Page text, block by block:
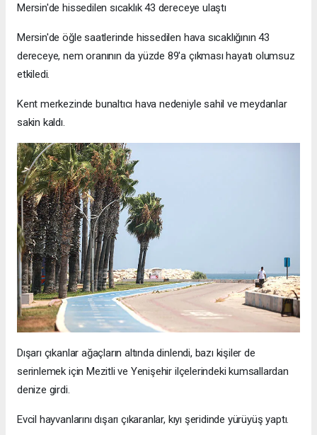
Mersin'de hissedilen sıcaklık 43 dereceye ulaştı
Mersin'de öğle saatlerinde hissedilen hava sıcaklığının 43
dereceye, nem oranının da yüzde 89'a çıkması hayatı olumsuz
etkiledi.
Kent merkezinde bunaltıcı hava nedeniyle sahil ve meydanlar
sakin kaldı.
Dışarı çıkanlar ağaçların altında dinlendi, bazı kişiler de
serinlemek için Mezitli ve Yenişehir ilçelerindeki kumsallardan
denize girdi.
Evcil hayvanlarını dışarı çıkaranlar, kıyı şeridinde yürüyüş yaptı.